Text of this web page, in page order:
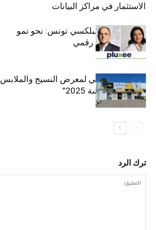
الاستثمار في مراكز البيانات
قيادة مزدوجة لبلكسي تونس: نحو نمو
متسارع وتحول رقمي
الافتتاح الرسمي لمعرض النسيج والملابس
“إنترتكس سوسة 2025”
ترك الرد